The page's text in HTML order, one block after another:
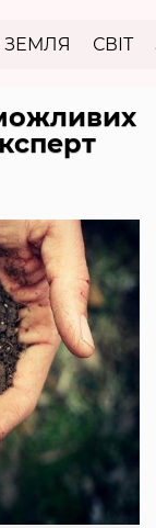
ЗЕМЛЯ СВІТ